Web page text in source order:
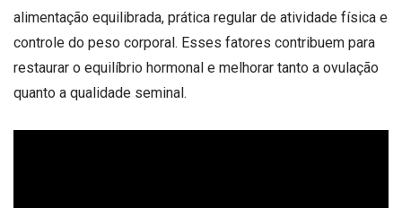
alimentação equilibrada, prática regular de atividade física e
controle do peso corporal. Esses fatores contribuem para
restaurar o equilíbrio hormonal e melhorar tanto a ovulação
quanto a qualidade seminal.